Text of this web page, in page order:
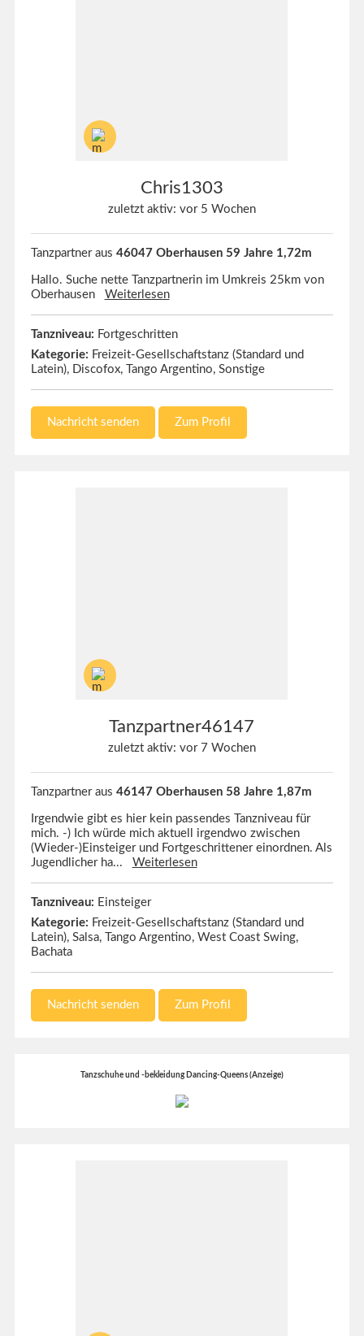
Chris1303
zuletzt aktiv: vor 5 Wochen
Tanzpartner aus 46047 Oberhausen 59 Jahre 1,72m
Hallo. Suche nette Tanzpartnerin im Umkreis 25km von
Oberhausen Weiterlesen
Tanzniveau: Fortgeschritten
Kategorie: Freizeit-Gesellschaftstanz (Standard und
Latein), Discofox, Tango Argentino, Sonstige
Nachricht senden Zum Profil
Tanzpartner46147
zuletzt aktiv: vor 7 Wochen
Tanzpartner aus 46147 Oberhausen 58 Jahre 1,87m
Irgendwie gibt es hier kein passendes Tanzniveau für
mich. -) Ich würde mich aktuell irgendwo zwischen
(Wieder-)Einsteiger und Fortgeschrittener einordnen. Als
Jugendlicher ha... Weiterlesen
Tanzniveau: Einsteiger
Kategorie: Freizeit-Gesellschaftstanz (Standard und
Latein), Salsa, Tango Argentino, West Coast Swing,
Bachata
Nachricht senden Zum Profil
Tanzschuhe und -bekleidung Dancing-Queens (Anzeige)